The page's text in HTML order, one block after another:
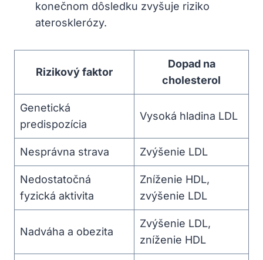
konečnom dôsledku zvyšuje riziko
aterosklerózy.
Rizikový faktor
Dopad na
cholesterol
Genetická
predispozícia
Vysoká hladina LDL
Nesprávna strava Zvýšenie LDL
Nedostatočná
fyzická aktivita
Zníženie HDL,
zvýšenie LDL
Nadváha a obezita
Zvýšenie LDL,
zníženie HDL